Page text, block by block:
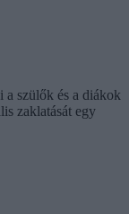
a szülők és a diákok
zaklatását egy